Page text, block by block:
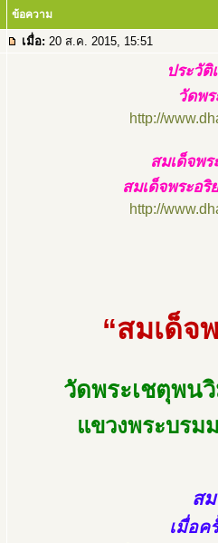
ข้อความ
เมื่อ: 20 ส.ค. 2015, 15:51
ประวั
วัดพ
http://
สมเด็จพ
สมเด็จพระอ
http://
“สมเด็จ
วัดพระเชตุพน
แขวงพระบรม
ส
เมื่อค